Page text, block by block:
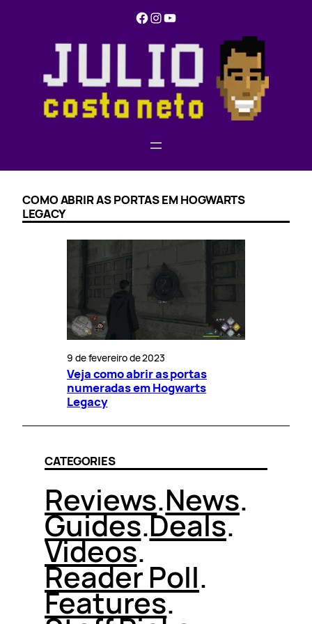
Facebook Instagram YouTube
COMO ABRIR AS PORTAS EM HOGWARTS
LEGACY
9 de fevereiro de 2023
Veja como abrir as portas
numeradas em Hogwarts
Legacy
CATEGORIES
Reviews.News.
Guides.Deals.
Videos.
Reader Poll.
Features.